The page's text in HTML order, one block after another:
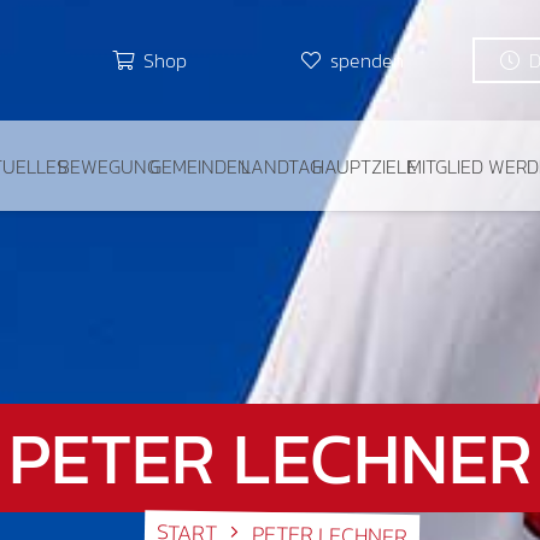
Shop spenden
BEWEGUNGGEMEINDENLANDTAGHAUPTZIELEMITGLIED
PETER LECHNER
START